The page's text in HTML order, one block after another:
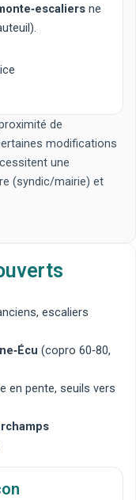
ne
de
modifications
une
(syndic/mairie) et
escaliers
(copro 60‑80,
en pente, seuils vers